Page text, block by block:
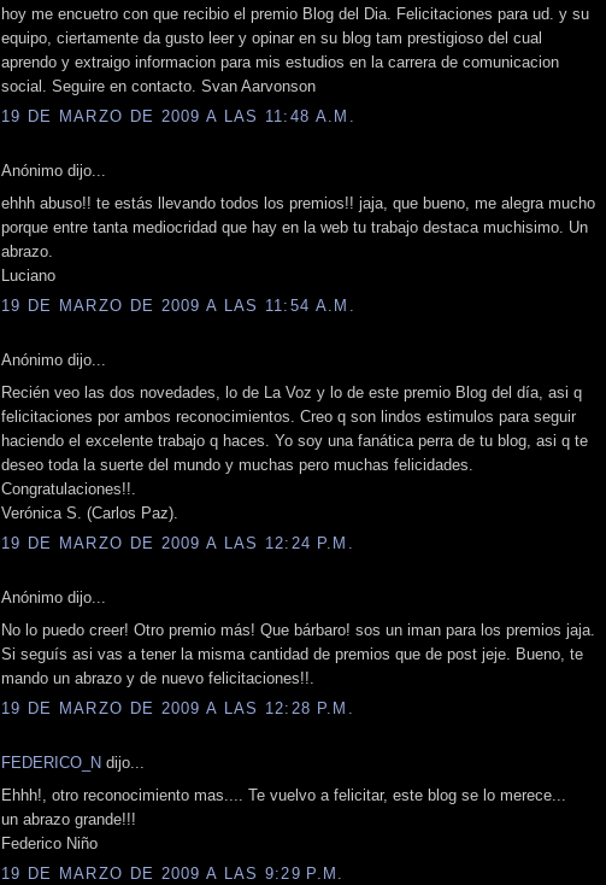
hoy me encuetro con que recibio el premio Blog del Dia. Felicitaciones para ud. y su
equipo, ciertamente da gusto leer y opinar en su blog tam prestigioso del cual
aprendo y extraigo informacion para mis estudios en la carrera de comunicacion
social. Seguire en contacto. Svan Aarvonson
19 DE MARZO DE 2009 A LAS 11:48 A.M.
Anónimo dijo...
ehhh abuso!! te estás llevando todos los premios!! jaja, que bueno, me alegra mucho
porque entre tanta mediocridad que hay en la web tu trabajo destaca muchisimo. Un
abrazo.
Luciano
19 DE MARZO DE 2009 A LAS 11:54 A.M.
Anónimo dijo...
Recién veo las dos novedades, lo de La Voz y lo de este premio Blog del día, asi q
felicitaciones por ambos reconocimientos. Creo q son lindos estimulos para seguir
haciendo el excelente trabajo q haces. Yo soy una fanática perra de tu blog, asi q te
deseo toda la suerte del mundo y muchas pero muchas felicidades.
Congratulaciones!!.
Verónica S. (Carlos Paz).
19 DE MARZO DE 2009 A LAS 12:24 P.M.
Anónimo dijo...
No lo puedo creer! Otro premio más! Que bárbaro! sos un iman para los premios jaja.
Si seguís asi vas a tener la misma cantidad de premios que de post jeje. Bueno, te
mando un abrazo y de nuevo felicitaciones!!.
19 DE MARZO DE 2009 A LAS 12:28 P.M.
FEDERICO_N dijo...
Ehhh!, otro reconocimiento mas.... Te vuelvo a felicitar, este blog se lo merece...
un abrazo grande!!!
Federico Niño
19 DE MARZO DE 2009 A LAS 9:29 P.M.